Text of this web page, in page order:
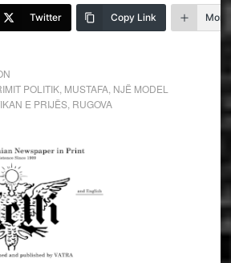
Twitter Copy Link More
POLITIK, MUSTAFA, NJË MODEL
E PRIJËS, RUGOVA